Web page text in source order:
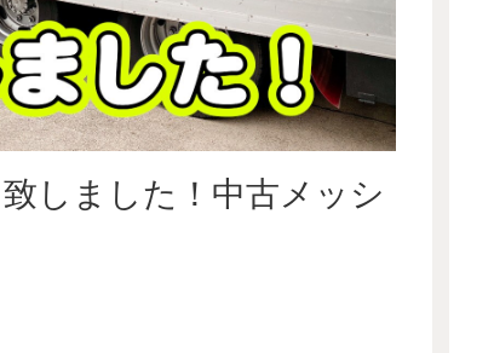
しました！中古メッシ